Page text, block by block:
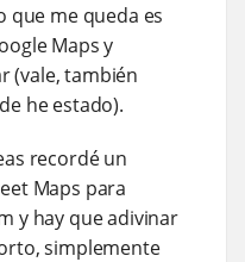
que me queda es
Maps y
(vale, también
he estado).
recordé un
Maps para
y hay que adivinar
simplemente